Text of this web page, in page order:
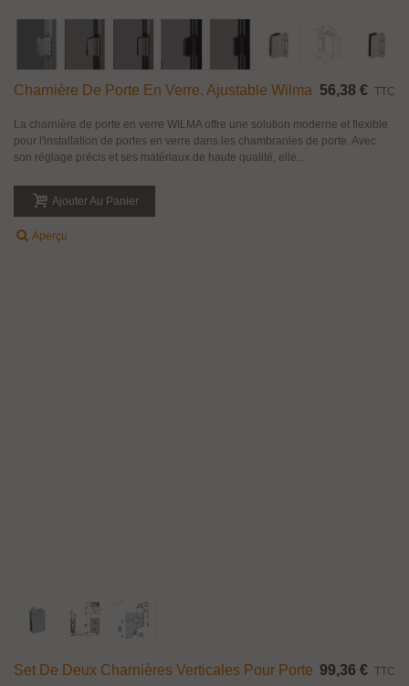
Charnière De Porte En Verre, Ajustable Wilma 56,38 € TTC
La charnière de porte en verre WILMA offre une solution moderne et flexible
pour l'installation de portes en verre dans les chambranles de porte. Avec
son réglage précis et ses matériaux de haute qualité, elle...
Ajouter Au Panier
Aperçu
Set De Deux Charnières Verticales Pour Porte 99,36 € TTC